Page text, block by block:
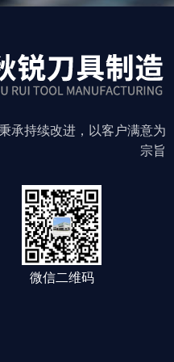
承持续改进，以客户满意为
宗旨
微信二维码